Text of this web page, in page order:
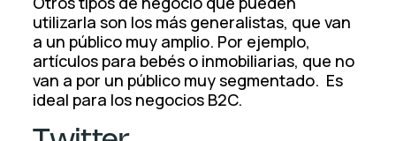
utilizarla son los más generalistas, que van
a un público muy amplio. Por ejemplo,
artículos para bebés o inmobiliarias, que no
van a por un público muy segmentado. Es
ideal para los negocios B2C.